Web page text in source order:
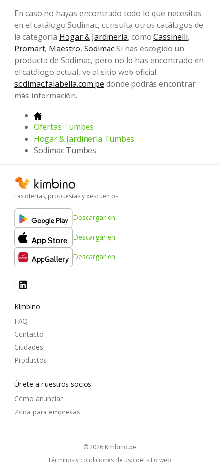
En caso no hayas encontrado todo lo que necesitas
en el catálogo Sodimac, consulta otros catálogos de
la categoría Hogar & Jardinería, como Cassinelli,
Promart, Maestro, SodimacSi has escogido un
producto de Sodimac, pero no lo has encontrado en
el catálogo actual, ve al sitio web oficial
sodimac.falabella.com.pe donde podrás encontrar
más información.
Ofertas Tumbes
Hogar & Jardinería Tumbes
Sodimac Tumbes
Las ofertas, propuestas y descuentos
Descargar en
Descargar en
Descargar en
Kimbino
FAQ
Contacto
Ciudades
Productos
Únete a nuestros socios
Cómo anunciar
Zona para empresas
© 2026 kimbino.pe
Términos y condiciones de uso del sitio web